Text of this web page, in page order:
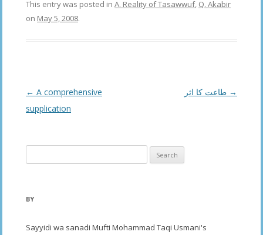
This entry was posted in A. Reality of Tasawwuf, Q. Akabir
on May 5, 2008.
Post
navigation
← A comprehensive
supplication
→
for:
BY
Sayyidi wa sanadi Mufti Mohammad Taqi Usmani's